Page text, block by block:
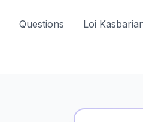
Questions Loi